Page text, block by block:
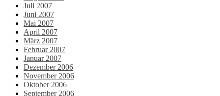
Juli 2007
Juni 2007
Mai 2007
April 2007
März 2007
Februar 2007
Januar 2007
Dezember 2006
November 2006
Oktober 2006
September 2006